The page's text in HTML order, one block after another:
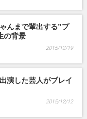
んまで輩出する”プ
の背景
2015/12/19
演した芸人がブレイ
2015/12/12